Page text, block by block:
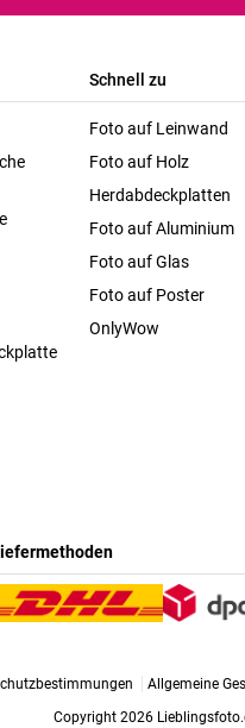
Schnell zu
Foto auf Leinwand
Foto auf Holz
Herdabdeckplatten
Foto auf Aluminium
Foto auf Glas
Foto auf Poster
OnlyWow
Allgemeine
Copyright 2026